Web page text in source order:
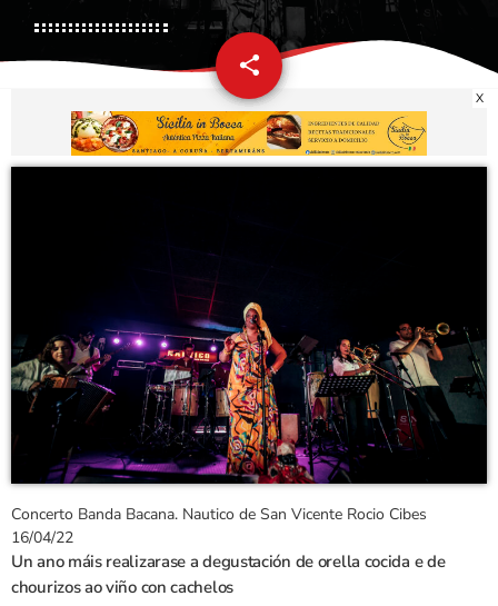
share
email
X
Concerto Banda Bacana. Nautico de San Vicente Rocio Cibes
16/04/22
Un ano máis realizarase a degustación de orella cocida e de
chourizos ao viño con cachelos